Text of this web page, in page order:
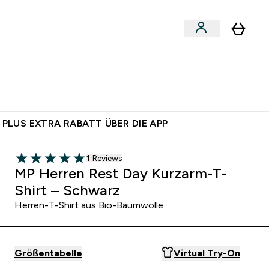
EXTRA RABATT ÜBER DIE APP
5 out of 5 stars
1 customer reviews
1 Reviews
MP Herren Rest Day Kurzarm-T-
Shirt – Schwarz
Herren-T-Shirt aus Bio-Baumwolle
Größentabelle Virtual Try-On